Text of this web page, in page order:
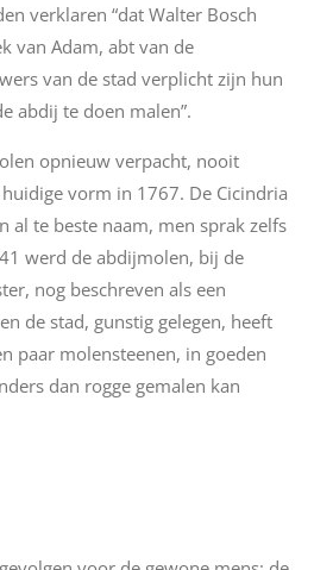
verklaren “dat Walter Bosch
van Adam, abt van de
van de stad verplicht zijn hun
abdij te doen malen”.
opnieuw verpacht, nooit
vorm in 1767. De Cicindria
al te beste naam, men sprak zelfs
werd de abdijmolen, bij de
nog beschreven als een
de stad, gunstig gelegen, heeft
paar molensteenen, in goeden
dan rogge gemalen kan